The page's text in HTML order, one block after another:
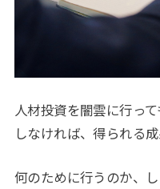
人材投資を闇雲に行っ
しなければ、得られる
何のために行うのか、